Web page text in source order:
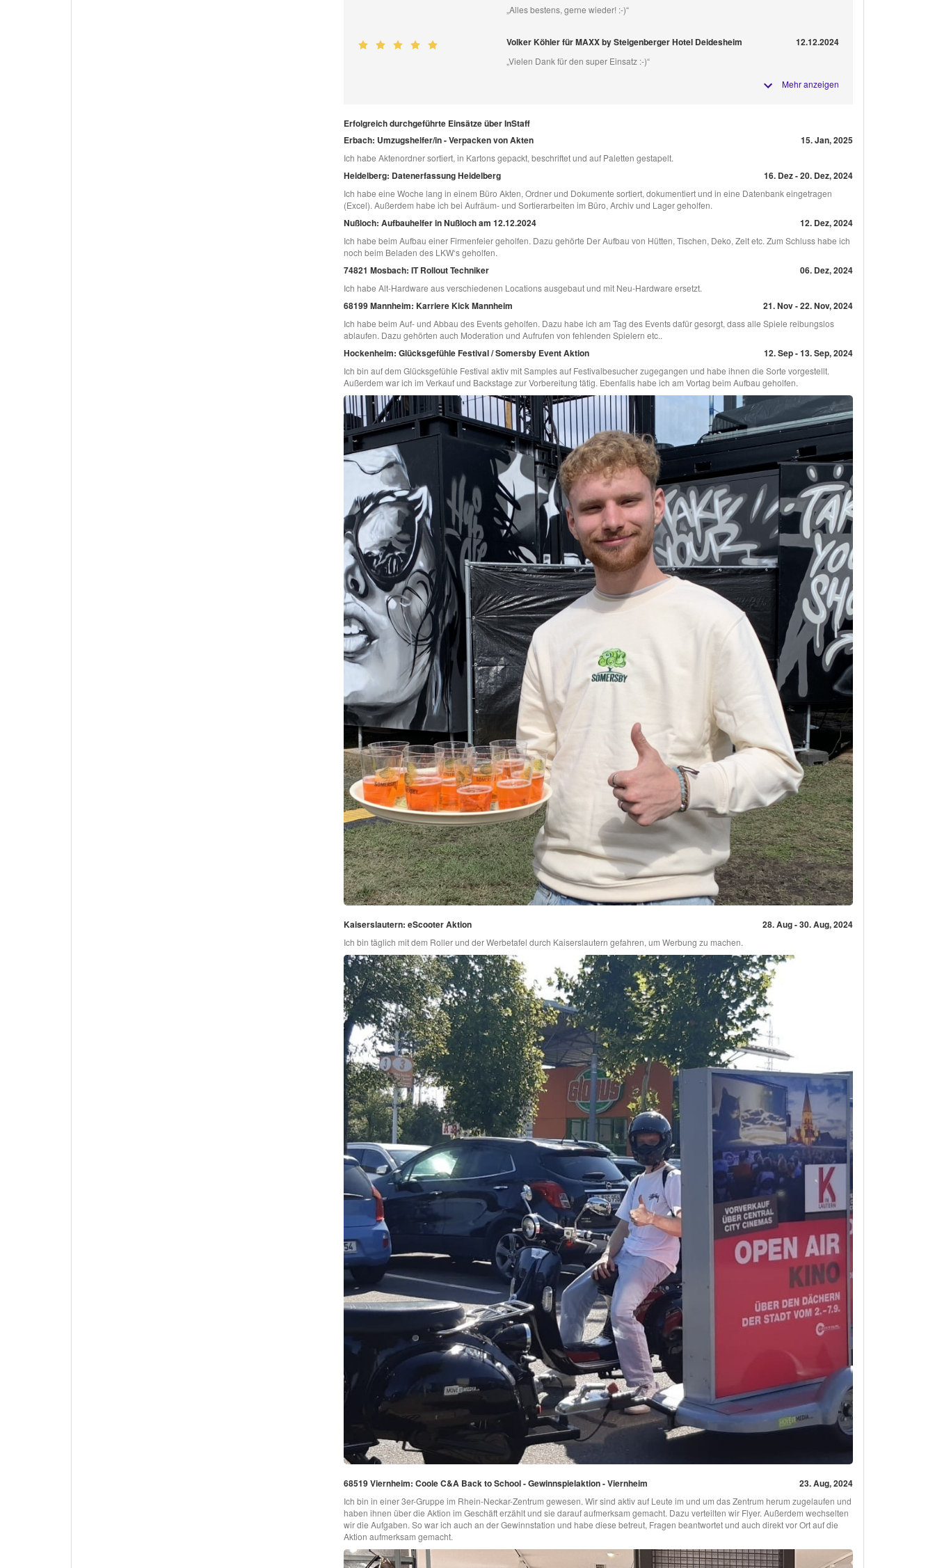
„Alles bestens, gerne wieder! :-)“
Volker Köhler für MAXX by Steigenberger Hotel Deidesheim 12.12.2024
„Vielen Dank für den super Einsatz :-)“
Mehr anzeigen
Erfolgreich durchgeführte Einsätze über InStaff
Erbach: Umzugshelfer/in - Verpacken von Akten
15. Jan, 2025
Ich habe Aktenordner sortiert, in Kartons gepackt, beschriftet und auf Paletten gestapelt.
Heidelberg: Datenerfassung Heidelberg 16. Dez - 20. Dez, 2024
Ich habe eine Woche lang in einem Büro Akten, Ordner und Dokumente sortiert, dokumentiert und in eine Datenbank eingetragen
(Excel). Außerdem habe ich bei Aufräum- und Sortierarbeiten im Büro, Archiv und Lager geholfen.
Nußloch: Aufbauhelfer in Nußloch am 12.12.2024 12. Dez, 2024
Ich habe beim Aufbau einer Firmenfeier geholfen. Dazu gehörte Der Aufbau von Hütten, Tischen, Deko, Zelt etc. Zum Schluss habe ich
noch beim Beladen des LKW‘s geholfen.
74821 Mosbach: IT Rollout Techniker 06. Dez, 2024
Ich habe Alt-Hardware aus verschiedenen Locations ausgebaut und mit Neu-Hardware ersetzt.
68199 Mannheim: Karriere Kick Mannheim 21. Nov - 22. Nov, 2024
Ich habe beim Auf- und Abbau des Events geholfen. Dazu habe ich am Tag des Events dafür gesorgt, dass alle Spiele reibungslos
ablaufen. Dazu gehörten auch Moderation und Aufrufen von fehlenden Spielern etc..
Hockenheim: Glücksgefühle Festival / Somersby Event Aktion 12. Sep - 13. Sep, 2024
Ich bin auf dem Glücksgefühle Festival aktiv mit Samples auf Festivalbesucher zugegangen und habe ihnen die Sorte vorgestellt.
Außerdem war ich im Verkauf und Backstage zur Vorbereitung tätig. Ebenfalls habe ich am Vortag beim Aufbau geholfen.
Kaiserslautern: eScooter Aktion 28. Aug - 30. Aug, 2024
Ich bin täglich mit dem Roller und der Werbetafel durch Kaiserslautern gefahren, um Werbung zu machen.
68519 Viernheim: Coole C&A Back to School - Gewinnspielaktion - Viernheim 23. Aug, 2024
Ich bin in einer 3er-Gruppe im Rhein-Neckar-Zentrum gewesen. Wir sind aktiv auf Leute im und um das Zentrum herum zugelaufen und
haben ihnen über die Aktion im Geschäft erzählt und sie darauf aufmerksam gemacht. Dazu verteilten wir Flyer. Außerdem wechselten
wir die Aufgaben. So war ich auch an der Gewinnstation und habe diese betreut, Fragen beantwortet und auch direkt vor Ort auf die
Aktion aufmerksam gemacht.